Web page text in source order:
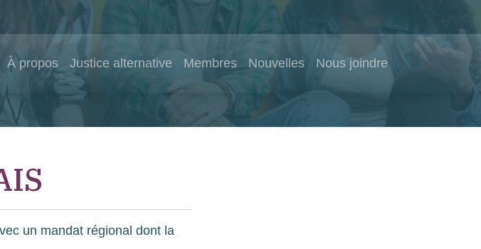
À propos Justice alternative Membres Nouvelles Nous joindre
un mandat régional dont la